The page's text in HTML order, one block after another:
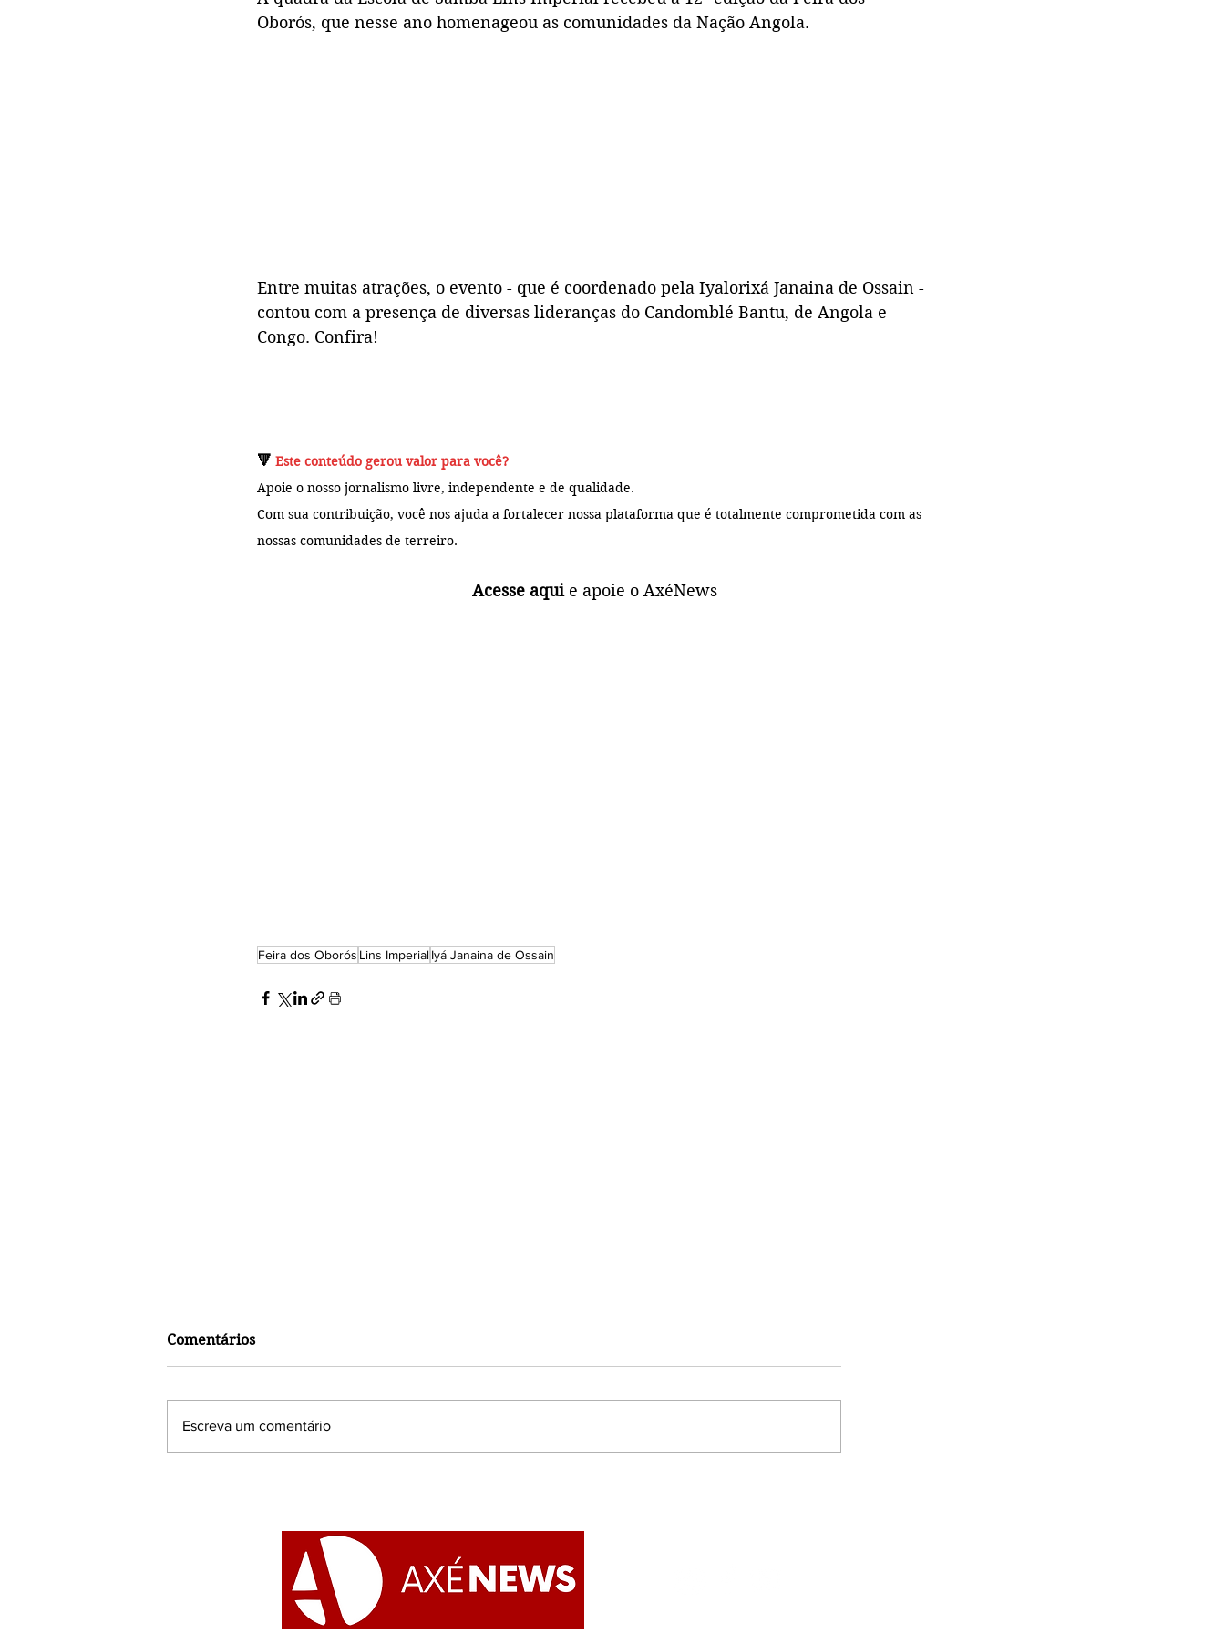
Oborós, que nesse ano homenageou as comunidades da Nação Angola.
Entre muitas atrações, o evento - que é coordenado pela Iyalorixá Janaina de Ossain -
contou com a presença de diversas lideranças do Candomblé Bantu, de Angola e
Congo. Confira!
🔻 Este conteúdo gerou valor para você?
Apoie o nosso jornalismo livre, independente e de qualidade.
Com sua contribuição, você nos ajuda a fortalecer nossa plataforma que é totalmente comprometida com as
nossas comunidades de terreiro.
Acesse aqui e apoie o AxéNews
Feira dos Oborós Lins ImperialIyá Janaina de Ossain
Cultura Afro-brasileira
violência à mulher
Comentários
Escreva um comentário